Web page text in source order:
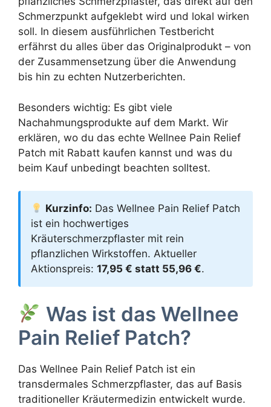
Schmerzpunkt aufgeklebt wird und lokal wirken
soll. In diesem ausführlichen Testbericht
erfährst du alles über das Originalprodukt – von
der Zusammensetzung über die Anwendung
bis hin zu echten Nutzerberichten.
Besonders wichtig: Es gibt viele
Nachahmungsprodukte auf dem Markt. Wir
erklären, wo du das echte Wellnee Pain Relief
Patch mit Rabatt kaufen kannst und was du
beim Kauf unbedingt beachten solltest.
Kurzinfo: Das Wellnee Pain Relief Patch
ist ein hochwertiges
Kräuterschmerzpflaster mit rein
pflanzlichen Wirkstoffen. Aktueller
Aktionspreis: 17,95 € statt 55,96 €.
Was ist das Wellnee
Pain Relief Patch?
Das Wellnee Pain Relief Patch ist ein
transdermales Schmerzpflaster, das auf Basis
traditioneller Kräutermedizin entwickelt wurde.